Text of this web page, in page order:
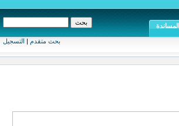
بحث متقدم | التسجيل